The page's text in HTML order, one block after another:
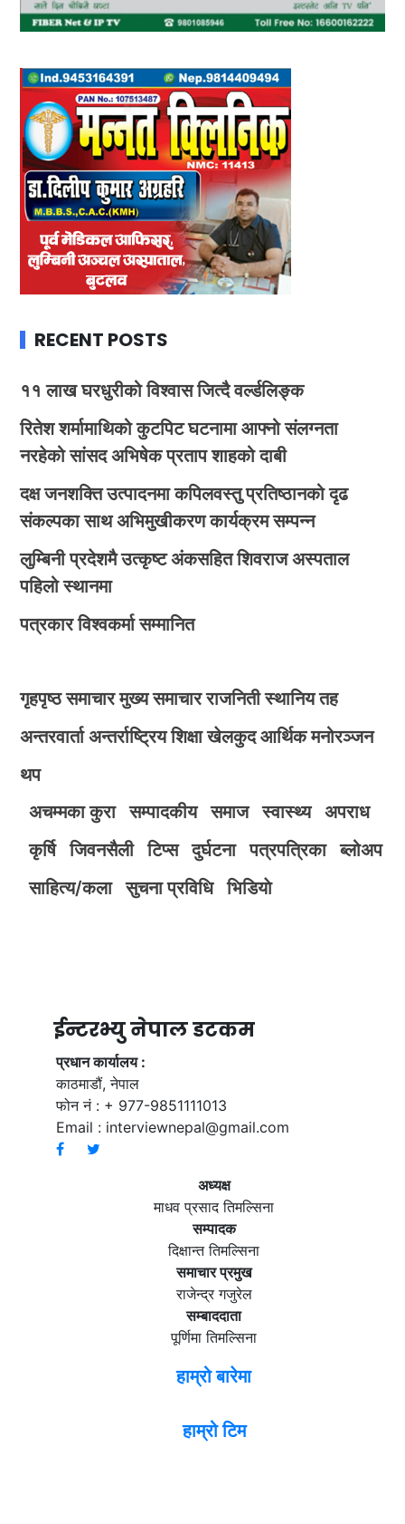
RECENT POSTS
११ लाख घरधुरीको विश्वास जित्दै वर्ल्डलिङ्क
रितेश शर्मामाथिको कुटपिट घटनामा आफ्नो संलग्नता
नरहेको सांसद अभिषेक प्रताप शाहको दाबी
दक्ष जनशक्ति उत्पादनमा कपिलवस्तु प्रतिष्ठानको दृढ
संकल्पका साथ अभिमुखीकरण कार्यक्रम सम्पन्न
लुम्बिनी प्रदेशमै उत्कृष्ट अंकसहित शिवराज अस्पताल
पहिलो स्थानमा
पत्रकार विश्वकर्मा सम्मानित
गृहपृष्ठ समाचार मुख्य समाचार राजनिती स्थानिय तह
अन्तरवार्ता अन्तर्राष्ट्रिय शिक्षा खेलकुद आर्थिक मनोरञ्जन
थप
अचम्मका कुरा
सम्पादकीय समाज स्वास्थ्य
अपराध
कृर्षि
जिवनसैली टिप्स दुर्घटना पत्रपत्रिका
ब्लोअप
साहित्य/कला
सुचना प्रविधि भिडियाे
ईन्टरभ्यु नेपाल डटकम
प्रधान कार्यालय :
काठमाडौं, नेपाल
फोन नं : + 977-9851111013
Email : interviewnepal@gmail.com
अध्यक्ष
माधव प्रसाद तिमल्सिना
सम्पादक
दिक्षान्त तिमल्सिना
समाचार प्रमुख
राजेन्द्र गजुरेल
सम्बाददाता
पूर्णिमा तिमल्सिना
हाम्रो बारेमा
हाम्रो टिम